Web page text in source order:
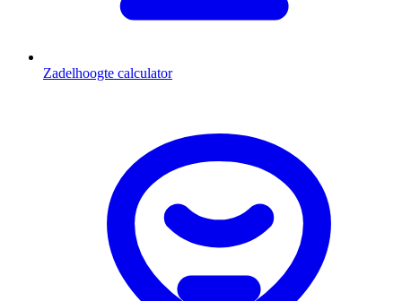
Zadelhoogte calculator